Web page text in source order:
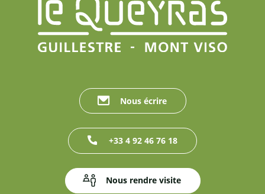
Nous écrire
+33 4 92 46 76 18
Nous rendre visite